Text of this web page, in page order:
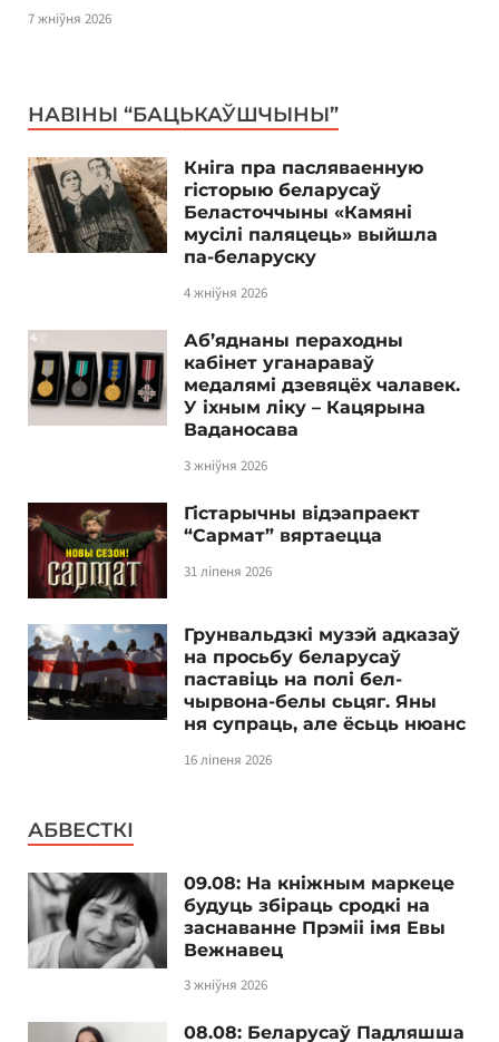
7 жніўня 2026
НАВІНЫ “БАЦЬКАЎШЧЫНЫ”
Кніга пра пасляваенную
гісторыю беларусаў
Беласточчыны «Камяні
мусілі паляцець» выйшла
па-беларуску
4 жніўня 2026
Аб’яднаны пераходны
кабінет уганараваў
медалямі дзевяцёх чалавек.
У іхным ліку – Кацярына
Ваданосава
3 жніўня 2026
Гістарычны відэапраект
“Сармат” вяртаецца
31 ліпеня 2026
Грунвальдзкі музэй адказаў
на просьбу беларусаў
паставіць на полі бел-
чырвона-белы сьцяг. Яны
ня супраць, але ёсьць нюанс
16 ліпеня 2026
АБВЕСТКІ
09.08: На кніжным маркеце
будуць збіраць сродкі на
заснаванне Прэміі імя Евы
Вежнавец
3 жніўня 2026
08.08: Беларусаў Падляшша